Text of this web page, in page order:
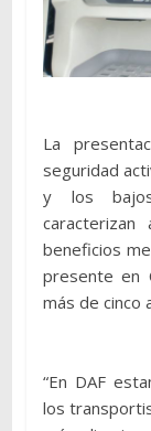
La
seguridad
y los
beneficios
presente en
más de cinco
“En DAF
los